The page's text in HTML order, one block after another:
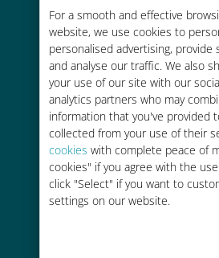
For a smooth and effective
website, we use cookies to
personalised advertising, provide
and analyse our traffic. We also
your use of our site with our
analytics partners who may
information that you've provided
collected from your use of their
cookies with complete peace of
cookies" if you agree with the
click "Select" if you want to
settings on our website.
Jusqu'à 90 % moins
frais d'itinérance
opérateur
Recharge
Partout via l'app Ubigi,